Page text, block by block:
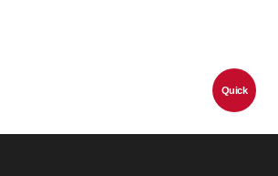
Quick